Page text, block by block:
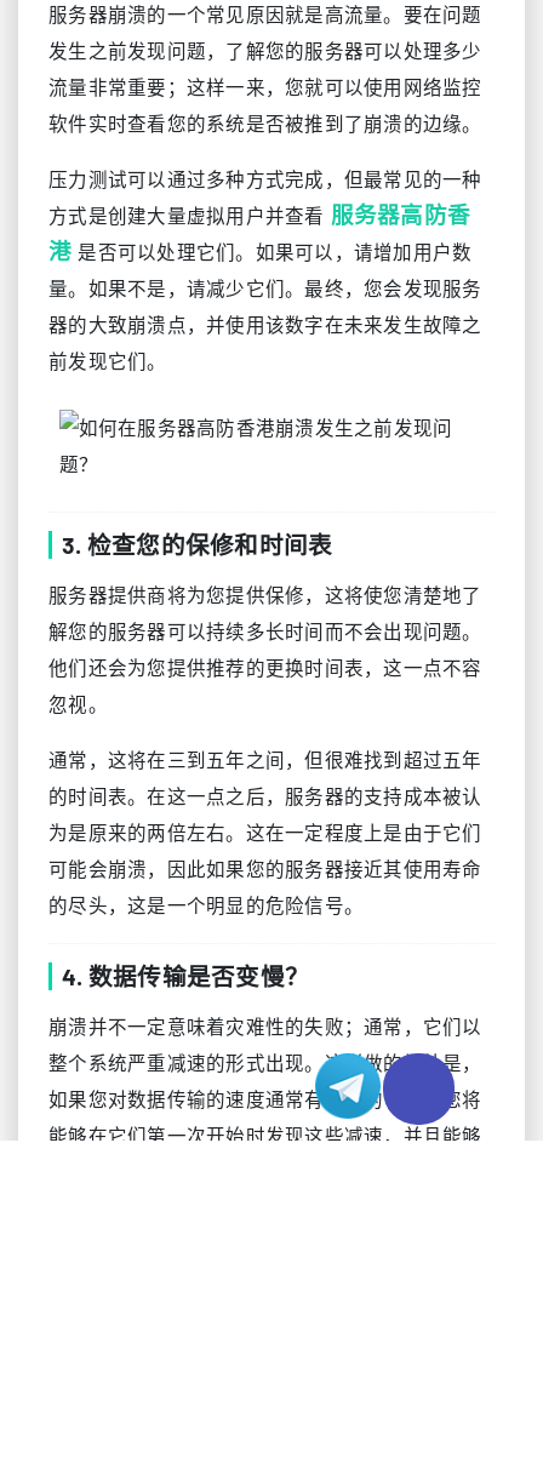
服务器崩溃的一个常见原因就是高流量。要在问题
发生之前发现问题，了解您的服务器可以处理多少
流量非常重要；这样一来，您就可以使用网络监控
软件实时查看您的系统是否被推到了崩溃的边缘。
压力测试可以通过多种方式完成，但最常见的一种
方式是创建大量虚拟用户并查看 服务器高防香
港 是否可以处理它们。如果可以，请增加用户数
量。如果不是，请减少它们。最终，您会发现服务
器的大致崩溃点，并使用该数字在未来发生故障之
前发现它们。
3. 检查您的保修和时间表
服务器提供商将为您提供保修，这将使您清楚地了
解您的服务器可以持续多长时间而不会出现问题。
他们还会为您提供推荐的更换时间表，这一点不容
忽视。
通常，这将在三到五年之间，但很难找到超过五年
的时间表。在这一点之后，服务器的支持成本被认
为是原来的两倍左右。这在一定程度上是由于它们
可能会崩溃，因此如果您的服务器接近其使用寿命
的尽头，这是一个明显的危险信号。
4. 数据传输是否变慢？
崩溃并不一定意味着灾难性的失败；通常，它们以
整个系统严重减速的形式出现。这样做的好处是，
如果您对数据传输的速度通常有很好的了解，您将
能够在它们第一次开始时发现这些减速，并且能够